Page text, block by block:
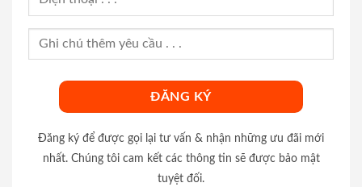
Đăng ký để được gọi lại tư vấn & nhận những ưu đãi mới
nhất. Chúng tôi cam kết các thông tin sẽ được bảo mật
tuyệt đối.